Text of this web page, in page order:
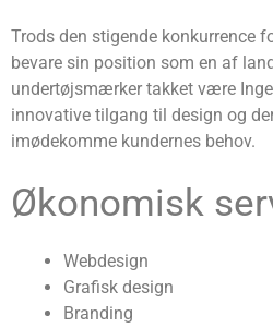
Trods den stigende konkurrence
bevare sin position som en af
undertøjsmærker takket være
innovative tilgang til design og
imødekomme kundernes behov.
Økonomisk
Webdesign
Grafisk design
Branding